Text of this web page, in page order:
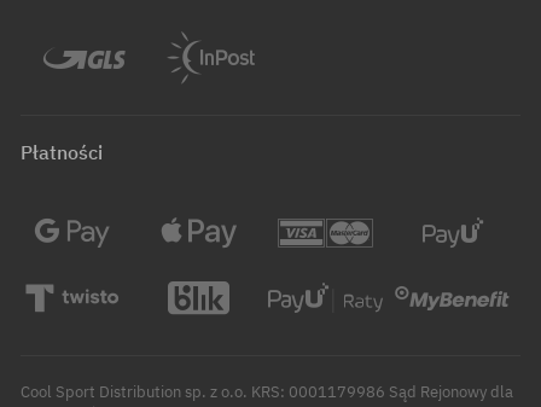
Płatności
Cool Sport Distribution sp. z o.o. KRS: 0001179986 Sąd Rejonowy dla